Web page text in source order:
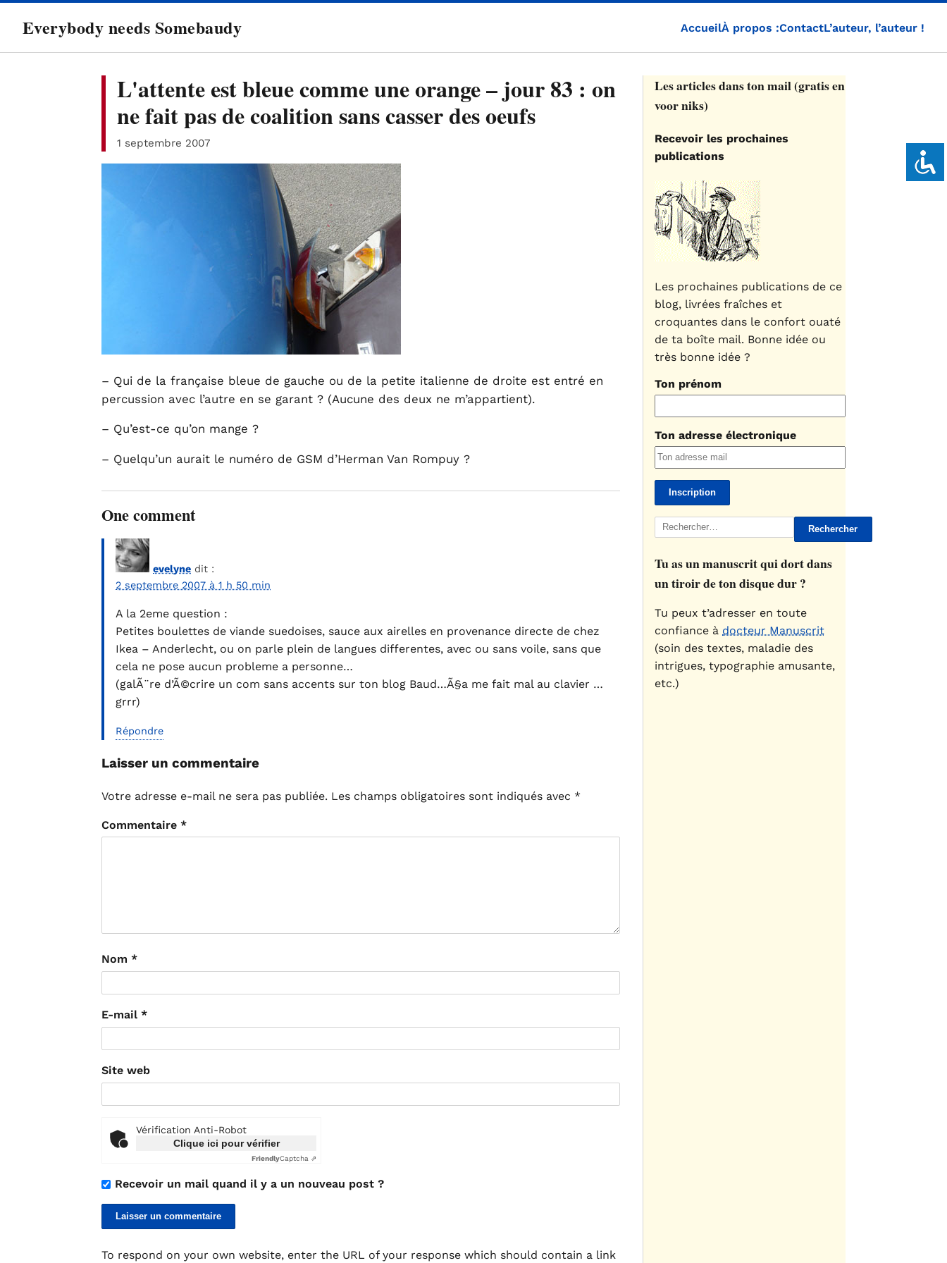
Everybody needs Somebaudy AccueilÀ propos :ContactL’auteur, l’auteur !
L'attente est bleue comme une orange – jour 83 : on
ne fait pas de coalition sans casser des oeufs
1 septembre 2007
– Qui de la française bleue de gauche ou de la petite italienne de droite est entré en
percussion avec l’autre en se garant ? (Aucune des deux ne m’appartient).
– Qu’est-ce qu’on mange ?
– Quelqu’un aurait le numéro de GSM d’Herman Van Rompuy ?
One comment
evelyne dit :
2 septembre 2007 à 1 h 50 min
A la 2eme question :
Petites boulettes de viande suedoises, sauce aux airelles en provenance directe de chez
Ikea – Anderlecht, ou on parle plein de langues differentes, avec ou sans voile, sans que
cela ne pose aucun probleme a personne…
(galÃ¨re d’Ã©crire un com sans accents sur ton blog Baud…Ã§a me fait mal au clavier …
grrr)
Répondre
Laisser un commentaire
Votre adresse e-mail ne sera pas publiée. Les champs obligatoires sont indiqués avec *
Commentaire *
Nom *
E-mail *
Site web
Vérification Anti-Robot
Clique ici pour vérifier
FriendlyCaptcha ⇗
Recevoir un mail quand il y a un nouveau post ?
To respond on your own website, enter the URL of your response which should contain a link
Les articles dans ton mail (gratis en
voor niks)
Recevoir les prochaines
publications
Les prochaines publications de ce
blog, livrées fraîches et
croquantes dans le confort ouaté
de ta boîte mail. Bonne idée ou
très bonne idée ?
Ton prénom
Ton adresse électronique
Rechercher :
Tu as un manuscrit qui dort dans
un tiroir de ton disque dur ?
Tu peux t’adresser en toute
confiance à docteur Manuscrit
(soin des textes, maladie des
intrigues, typographie amusante,
etc.)